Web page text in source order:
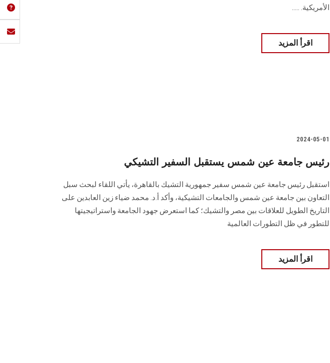
الأمريكية‎ .‎.....
اقرأ المزيد
2024-05-01
رئيس جامعة عين شمس يستقبل السفير التشيكي
استقبل رئيس جامعة عين شمس سفير ‏جمهورية التشيك بالقاهرة، ‏يأتي اللقاء لبحث سبل
التعاون بين جامعة عين شمس والجامعات التشيكية، وأكد أ.د. محمد ‏ضياء زين العابدين على
التاريخ الطويل للعلاقات بين مصر والتشيك؛ كما استعرض ‏جهود الجامعة واستراتيجيتها
للتطور في ظل التطورات العالمية
اقرأ المزيد